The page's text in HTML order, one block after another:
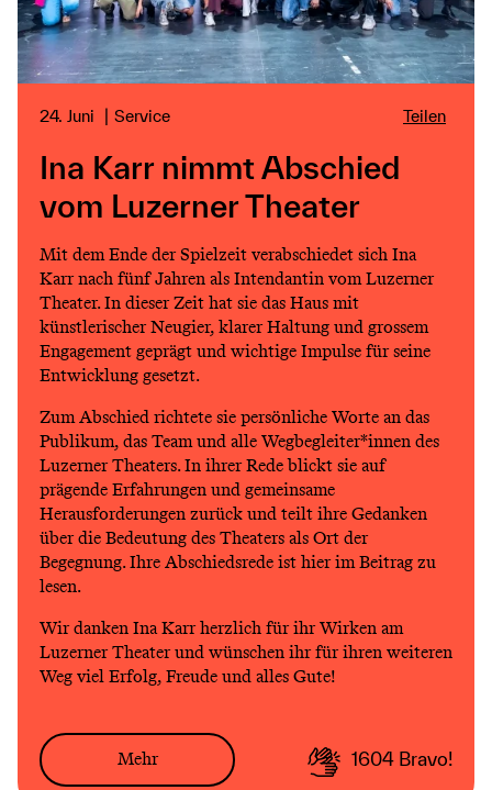
24. Juni Service Teilen
Ina Karr nimmt Abschied
vom Luzerner Theater
Mit dem Ende der Spielzeit verabschiedet sich Ina
Karr nach fünf Jahren als Intendantin vom Luzerner
Theater. In dieser Zeit hat sie das Haus mit
künstlerischer Neugier, klarer Haltung und grossem
Engagement geprägt und wichtige Impulse für seine
Entwicklung gesetzt.
Zum Abschied richtete sie persönliche Worte an das
Publikum, das Team und alle Wegbegleiter*innen des
Luzerner Theaters. In ihrer Rede blickt sie auf
prägende Erfahrungen und gemeinsame
Herausforderungen zurück und teilt ihre Gedanken
über die Bedeutung des Theaters als Ort der
Begegnung. Ihre Abschiedsrede ist hier im Beitrag zu
lesen.
Wir danken Ina Karr herzlich für ihr Wirken am
Luzerner Theater und wünschen ihr für ihren weiteren
Weg viel Erfolg, Freude und alles Gute!
Mehr 1604 Bravo!